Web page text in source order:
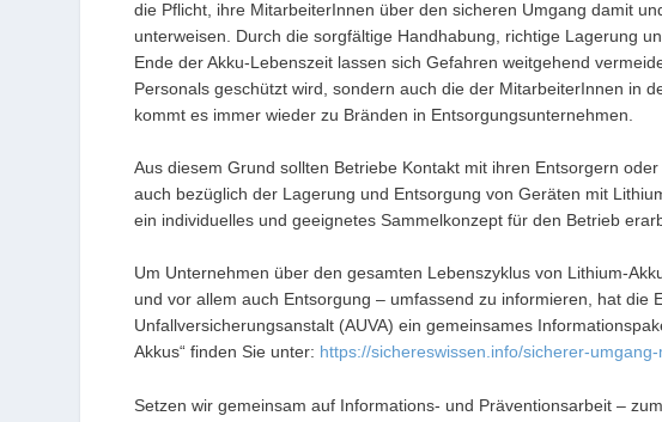
die Pflicht, ihre MitarbeiterInnen über den sicheren Umgang damit
unterweisen. Durch die sorgfältige Handhabung, richtige Lagerung
Ende der Akku-Lebenszeit lassen sich Gefahren weitgehend
Personals geschützt wird, sondern auch die der MitarbeiterInnen in
kommt es immer wieder zu Bränden in Entsorgungsunternehmen.
Aus diesem Grund sollten Betriebe Kontakt mit ihren Entsorgern
auch bezüglich der Lagerung und Entsorgung von Geräten mit
ein individuelles und geeignetes Sammelkonzept für den Betrieb
Um Unternehmen über den gesamten Lebenszyklus von Lithium-
und vor allem auch Entsorgung – umfassend zu informieren, hat die
Unfallversicherungsanstalt (AUVA) ein gemeinsames
Akkus“ finden Sie unter: https://sichereswissen.info/sicherer-
Setzen wir gemeinsam auf Informations- und Präventionsarbeit –